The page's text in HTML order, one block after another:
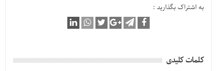
به اشتراک بگذارید :
کلمات کلیدی